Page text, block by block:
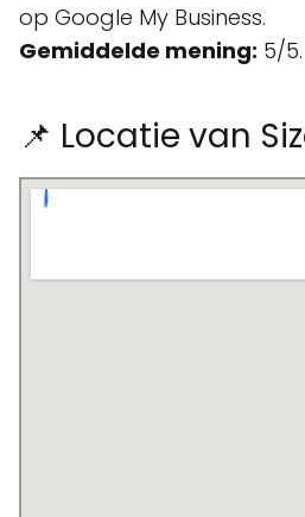
op Google My Business.
Gemiddelde mening: 5/5.
📌 Locatie van